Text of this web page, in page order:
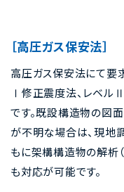
［高圧ガス保安法］
高圧ガス保安法にて要
Ⅰ修正震度法、レベル
です。既設構造物の図
が不明な場合は、現地
もに架構構造物の解析
も対応が可能です。